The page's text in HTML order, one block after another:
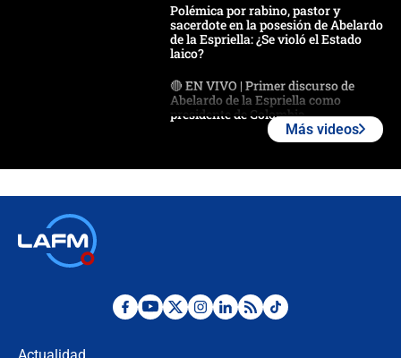
Polémica por rabino, pastor y
sacerdote en la posesión de Abelardo
de la Espriella: ¿Se violó el Estado
laico?
🔴 EN VIVO | Primer discurso de
Abelardo de la Espriella como
presidente de Colombia
Desde dermatitis hasta infecciones:
Más videos